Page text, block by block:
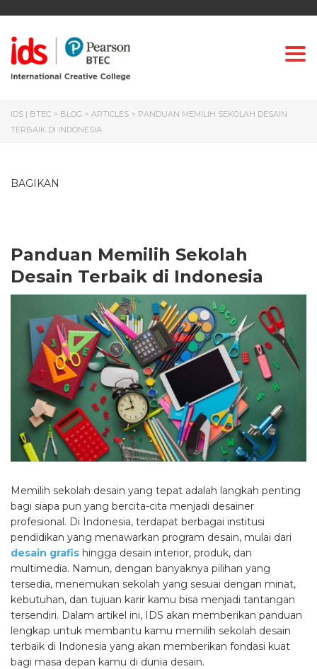
IDS | BTEC > BLOG > ARTICLES > PANDUAN MEMILIH SEKOLAH DESAIN
TERBAIK DI INDONESIA
BAGIKAN
Panduan Memilih Sekolah
Desain Terbaik di Indonesia
Memilih sekolah desain yang tepat adalah langkah penting
bagi siapa pun yang bercita-cita menjadi desainer
profesional. Di Indonesia, terdapat berbagai institusi
pendidikan yang menawarkan program desain, mulai dari
desain grafis hingga desain interior, produk, dan
multimedia. Namun, dengan banyaknya pilihan yang
tersedia, menemukan sekolah yang sesuai dengan minat,
kebutuhan, dan tujuan karir kamu bisa menjadi tantangan
tersendiri. Dalam artikel ini, IDS akan memberikan panduan
lengkap untuk membantu kamu memilih sekolah desain
terbaik di Indonesia yang akan memberikan fondasi kuat
bagi masa depan kamu di dunia desain.